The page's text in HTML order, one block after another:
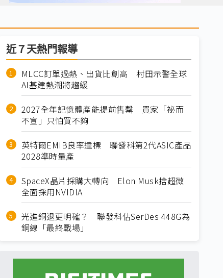
近７天熱門報導
MLCC訂單過熱、出貨比創高 村田示警全球
AI基建熱潮將趨緩
2027全年記憶體產能提前售罄 買家「祕而
不宣」只怕買不夠
英特爾EMIB良率達標 聯發科第2代ASIC產品
2028準時量產
SpaceX晶片採購大轉向 Elon Musk捨超微
全面採用NVIDIA
光進銅退更明確？ 聯發科估SerDes 448G為
銅線「最終戰場」